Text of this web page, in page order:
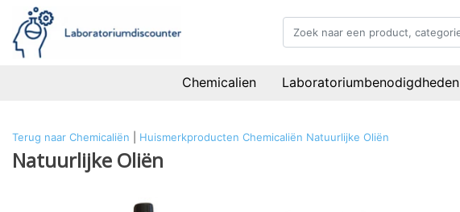
Chemicalien Laboratoriumbenodigdheden
Terug naar Chemicaliën Huismerkproducten Chemicaliën Natuurlijke Oliën
Natuurlijke Oliën